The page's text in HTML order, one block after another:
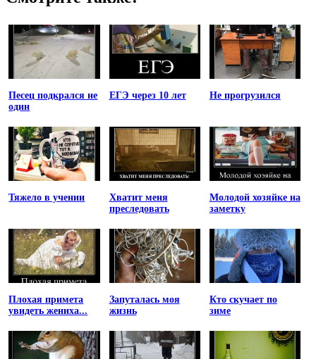
Песец подкрался не
один
ЕГЭ через 10 лет Не прогрузился
Тяжело в учении
Хватит меня
преследовать
Молодой хозяйке на
заметку
Плохая примета
увидеть жениха...
Запуталась моя
жизнь
Кто скучает по
зиме